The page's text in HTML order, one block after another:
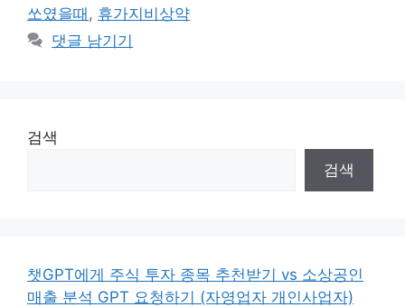
쏘였을때 , 휴가지비상약
댓글 남기기
검색
검색
챗GPT에게 주식 투자 종목 추천받기 vs 소상공인
매출 분석 GPT 요청하기 (자영업자 개인사업자)